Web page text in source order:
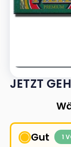
JETZT
Gut 1